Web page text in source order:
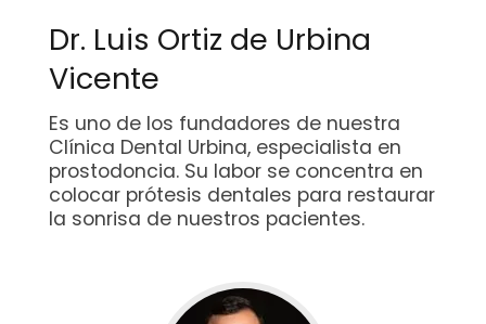
Dr. Luis Ortiz de Urbina
Vicente
Es uno de los fundadores de nuestra
Clínica Dental Urbina, especialista en
prostodoncia. Su labor se concentra en
colocar prótesis dentales para restaurar
la sonrisa de nuestros pacientes.